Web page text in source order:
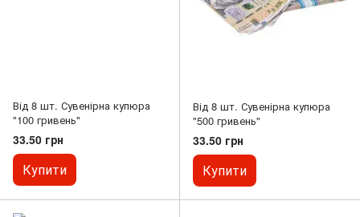
Від 8 шт. Сувенірна купюра
"100 гривень"
33.50 грн
Купити
Від 8 шт. Сувенірна купюра
"500 гривень"
33.50 грн
Купити